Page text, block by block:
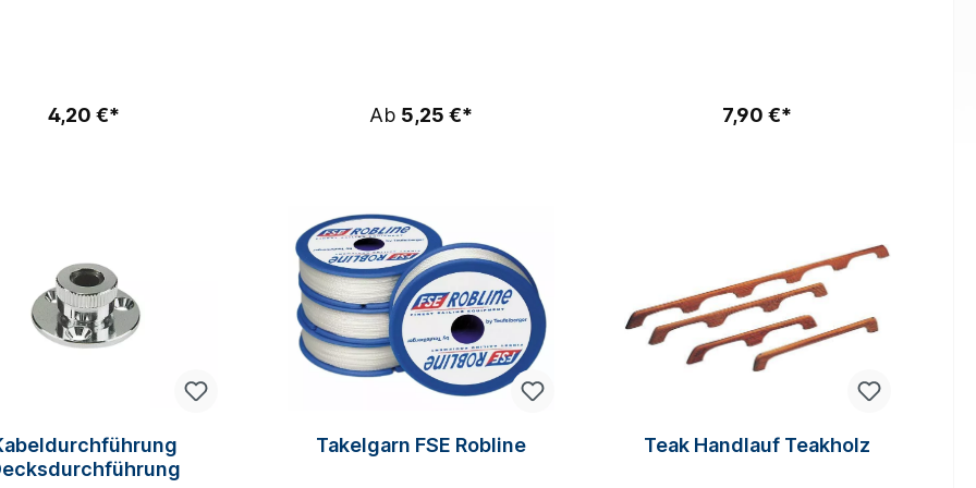
Dehnung von Bedeutung
Die neue Konstruktion des
gepaart mit super
Tauwerk, das mit Profis
wurde und sich ebenfalls
abgestrippt verwenden
lässt.TechnikDer 32-fach
aus Stapelfaser.
zwischen Mantel und
Dyneema® SK75-Kern.
des Kerns im Mantel
4,20 €*
Kiemen 1x15
Ab 5,25 €*
Schlauch, weiß mit Kunststoffspirale.
(-5 bis +60°C)
7,90 €*
Takelgarn FSE Robline Teak Handlauf Teakholz